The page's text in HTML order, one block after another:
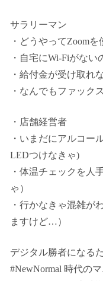
サラリーマン
・どうやってZoom
・自宅にWi-Fiがな
・給付金が受け取れ
・なんでもファック
・店舗経営者
・いまだにアルコー
LEDつけなきゃ)
・体温チェックを人
ゃ）
・行かなきゃ混雑が
ますけど…）
デジタル勝者になる
#NewNormal 時代の